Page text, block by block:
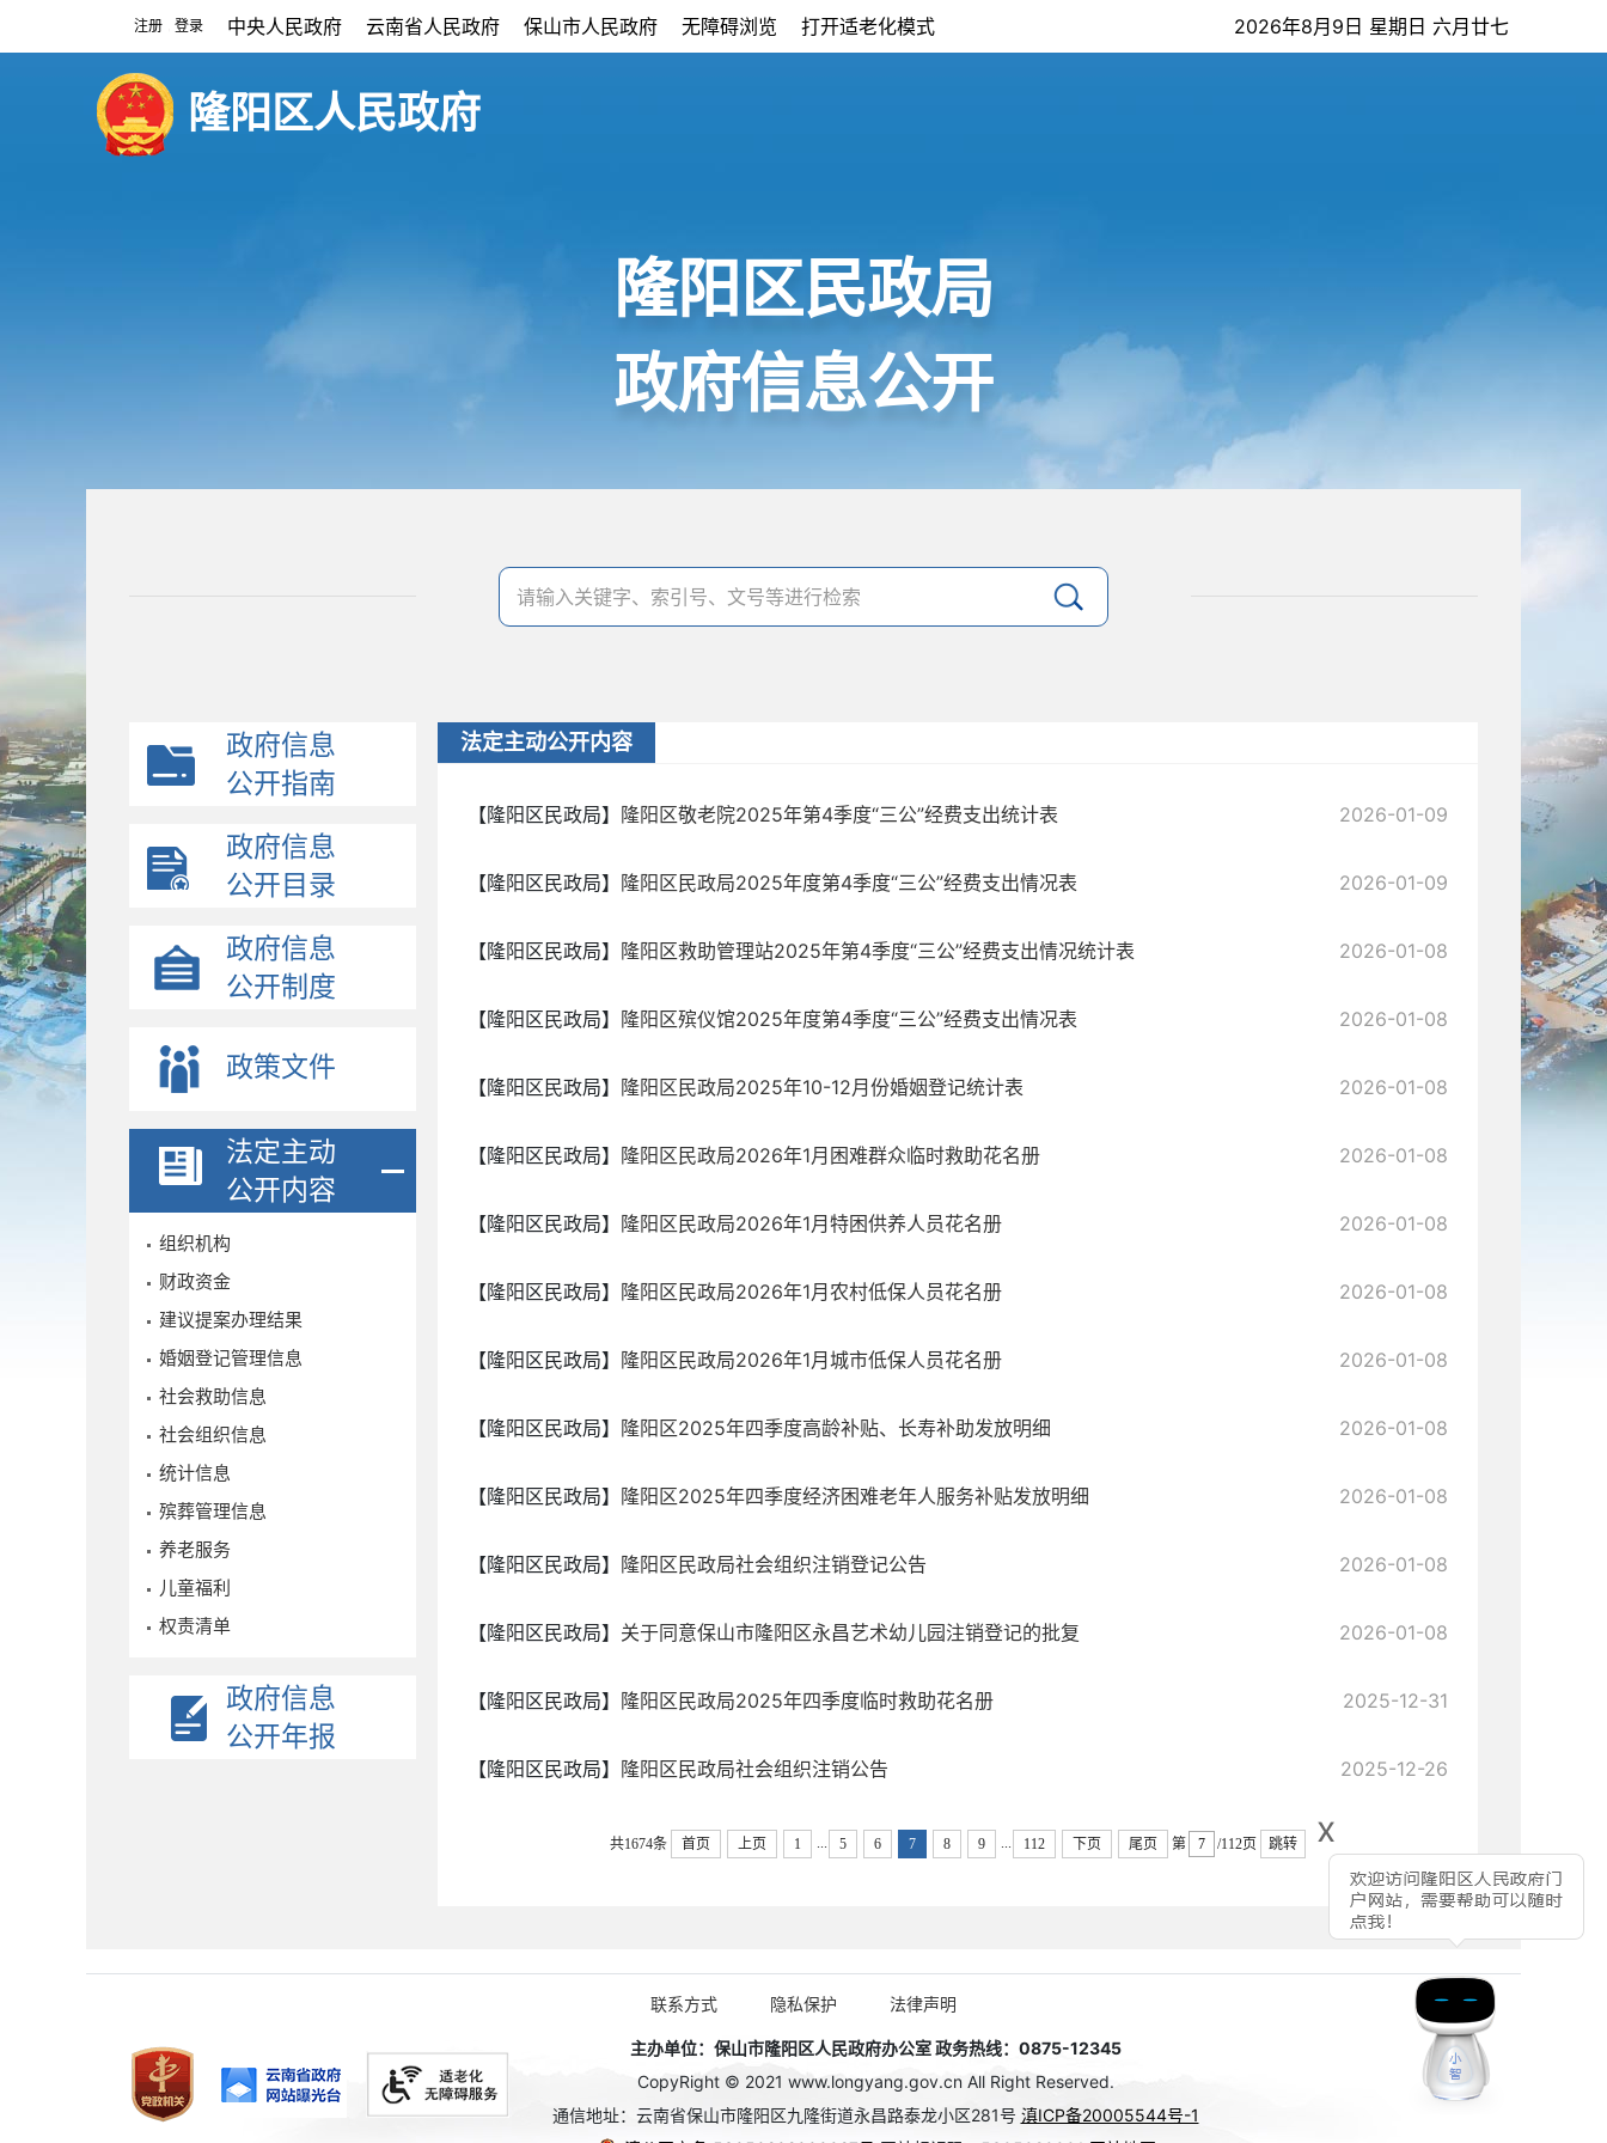
注册 登录
x
中央人民政府 云南省人民政府 保山市人民政府 无障碍浏览 打开适老化模式 2026年8月9日 星期日 六月廿七
隆阳区人民政府
隆阳区民政局
政府信息公开
政府信息
公开指南
政府信息
公开目录
政府信息
公开制度
政策文件
法定主动
公开内容
组织机构
财政资金
建议提案办理结果
婚姻登记管理信息
社会救助信息
社会组织信息
统计信息
殡葬管理信息
养老服务
儿童福利
权责清单
政府信息
公开年报
法定主动公开内容
【隆阳区民政局】 隆阳区敬老院2025年第4季度“三公”经费支出统计表 2026-01-09
【隆阳区民政局】 隆阳区民政局2025年度第4季度“三公”经费支出情况表 2026-01-09
【隆阳区民政局】 隆阳区救助管理站2025年第4季度“三公”经费支出情况统计表 2026-01-08
【隆阳区民政局】 隆阳区殡仪馆2025年度第4季度“三公”经费支出情况表 2026-01-08
【隆阳区民政局】 隆阳区民政局2025年10-12月份婚姻登记统计表 2026-01-08
【隆阳区民政局】 隆阳区民政局2026年1月困难群众临时救助花名册 2026-01-08
【隆阳区民政局】 隆阳区民政局2026年1月特困供养人员花名册 2026-01-08
【隆阳区民政局】 隆阳区民政局2026年1月农村低保人员花名册 2026-01-08
【隆阳区民政局】 隆阳区民政局2026年1月城市低保人员花名册 2026-01-08
【隆阳区民政局】 隆阳区2025年四季度高龄补贴、长寿补助发放明细 2026-01-08
【隆阳区民政局】 隆阳区2025年四季度经济困难老年人服务补贴发放明细 2026-01-08
【隆阳区民政局】 隆阳区民政局社会组织注销登记公告 2026-01-08
【隆阳区民政局】 关于同意保山市隆阳区永昌艺术幼儿园注销登记的批复 2026-01-08
【隆阳区民政局】 隆阳区民政局2025年四季度临时救助花名册 2025-12-31
【隆阳区民政局】 隆阳区民政局社会组织注销公告 2025-12-26
共1674条 首页 上页 1 5 6 7 8 9 112 下页 尾页 第 /112页 跳转
联系方式 隐私保护 法律声明
主办单位：保山市隆阳区人民政府办公室 政务热线：0875-12345
CopyRight © 2021 www.longyang.gov.cn All Right Reserved.
通信地址：云南省保山市隆阳区九隆街道永昌路泰龙小区281号 滇ICP备20005544号-1